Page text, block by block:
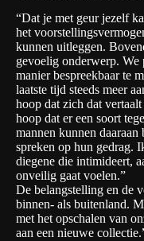
“Dat je met geur jezelf
het
kunnen uitleggen.
gevoelig onderwerp. We
manier bespreekbaar te
laatste tijd steeds meer
hoop dat zich dat
hoop dat er een soort
mannen kunnen
spreken op hun gedrag.
diegene die intimideert,
onveilig gaat voelen.”
De belangstelling en de
binnen- als buitenland.
met het opschalen van
aan een nieuwe